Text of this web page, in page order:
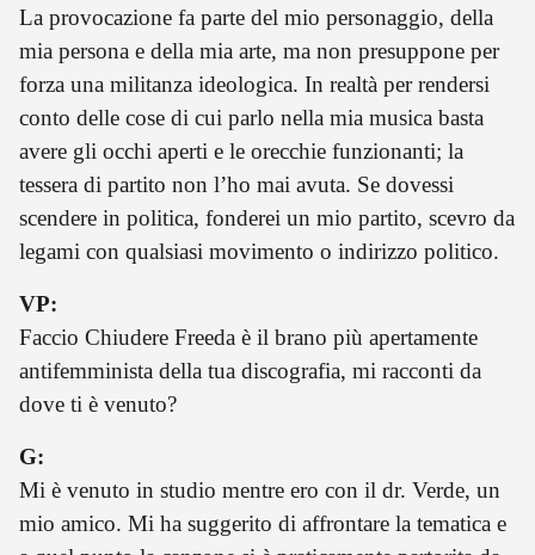
La provocazione fa parte del mio personaggio, della
mia persona e della mia arte, ma non presuppone per
forza una militanza ideologica. In realtà per rendersi
conto delle cose di cui parlo nella mia musica basta
avere gli occhi aperti e le orecchie funzionanti; la
tessera di partito non l’ho mai avuta. Se dovessi
scendere in politica, fonderei un mio partito, scevro da
legami con qualsiasi movimento o indirizzo politico.
VP:
Faccio Chiudere Freeda è il brano più apertamente
antifemminista della tua discografia, mi racconti da
dove ti è venuto?
G:
Mi è venuto in studio mentre ero con il dr. Verde, un
mio amico. Mi ha suggerito di affrontare la tematica e